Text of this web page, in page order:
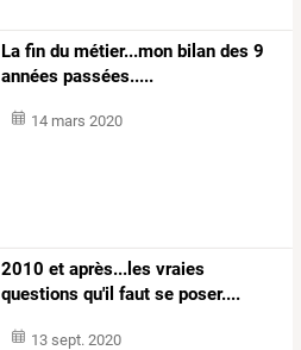
La fin du métier...mon bilan des 9
années passées.....
14 mars 2020
2010 et après...les vraies
questions qu'il faut se poser....
13 sept. 2020